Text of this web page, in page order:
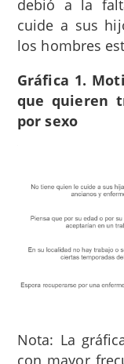
debió a la
cuide a sus
los hombres
Gráfica 1.
que quieren
por sexo
Nota: La